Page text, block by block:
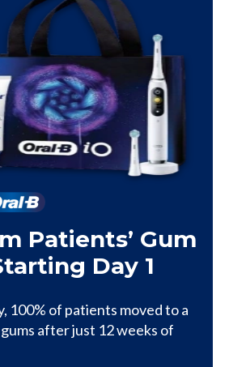
Patients’ Gum
Day 1
100% of patients moved to a
after just 12 weeks of